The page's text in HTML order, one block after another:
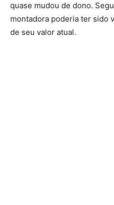
quase mudou de dono.
montadora poderia ter sido
de seu valor atual.